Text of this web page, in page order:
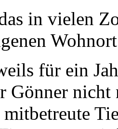
in vielen
für ein
Gönner